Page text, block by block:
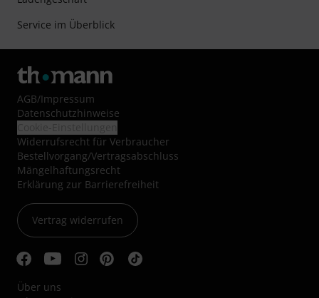
Service im Überblick
AGB/Impressum
Datenschutzhinweise
Widerrufsrecht für Verbraucher
Bestellvorgang/Vertragsabschluss
Mängelhaftungsrecht
Erklärung zur Barrierefreiheit
Vertrag widerrufen
Über uns